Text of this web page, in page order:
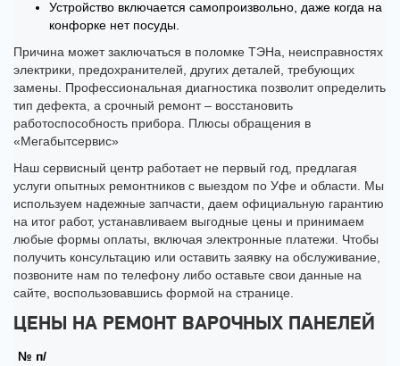
Устройство включается самопроизвольно, даже когда на
конфорке нет посуды.
Причина может заключаться в поломке ТЭНа, неисправностях
электрики, предохранителей, других деталей, требующих
замены. Профессиональная диагностика позволит определить
тип дефекта, а срочный ремонт – восстановить
работоспособность прибора. Плюсы обращения в
«Мегабытсервис»
Наш сервисный центр работает не первый год, предлагая
услуги опытных ремонтников с выездом по Уфе и области. Мы
используем надежные запчасти, даем официальную гарантию
на итог работ, устанавливаем выгодные цены и принимаем
любые формы оплаты, включая электронные платежи. Чтобы
получить консультацию или оставить заявку на обслуживание,
позвоните нам по телефону либо оставьте свои данные на
сайте, воспользовавшись формой на странице.
ЦЕНЫ НА РЕМОНТ ВАРОЧНЫХ ПАНЕЛЕЙ
№ п/